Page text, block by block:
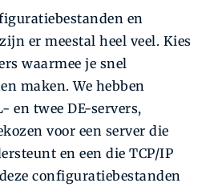
en
er meestal heel veel. Kies
waarmee je snel
maken. We hebben
en twee DE-servers,
voor een server die
en een die TCP/IP
configuratiebestanden